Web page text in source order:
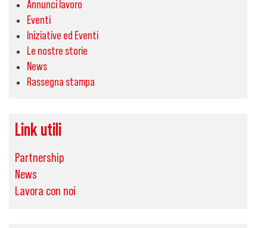
Annunci lavoro
Eventi
Iniziative ed Eventi
Le nostre storie
News
Rassegna stampa
Link utili
Partnership
News
Lavora con noi